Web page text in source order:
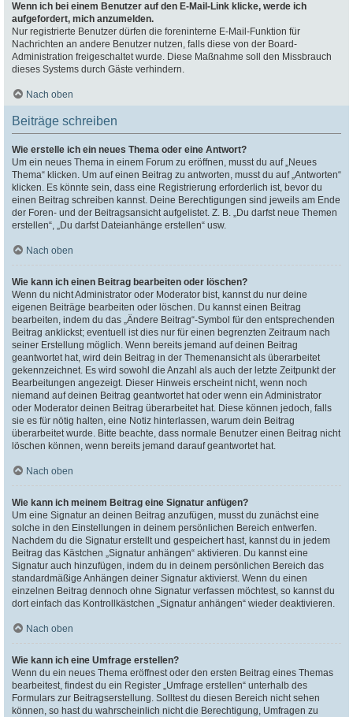
Wenn ich bei einem Benutzer auf den E-Mail-Link klicke, werde ich
aufgefordert, mich anzumelden.
Nur registrierte Benutzer dürfen die foreninterne E-Mail-Funktion für
Nachrichten an andere Benutzer nutzen, falls diese von der Board-
Administration freigeschaltet wurde. Diese Maßnahme soll den Missbrauch
dieses Systems durch Gäste verhindern.
Nach oben
Beiträge schreiben
Wie erstelle ich ein neues Thema oder eine Antwort?
Um ein neues Thema in einem Forum zu eröffnen, musst du auf „Neues
Thema“ klicken. Um auf einen Beitrag zu antworten, musst du auf „Antworten“
klicken. Es könnte sein, dass eine Registrierung erforderlich ist, bevor du
einen Beitrag schreiben kannst. Deine Berechtigungen sind jeweils am Ende
der Foren- und der Beitragsansicht aufgelistet. Z. B. „Du darfst neue Themen
erstellen“, „Du darfst Dateianhänge erstellen“ usw.
Nach oben
Wie kann ich einen Beitrag bearbeiten oder löschen?
Wenn du nicht Administrator oder Moderator bist, kannst du nur deine
eigenen Beiträge bearbeiten oder löschen. Du kannst einen Beitrag
bearbeiten, indem du das „Ändere Beitrag“-Symbol für den entsprechenden
Beitrag anklickst; eventuell ist dies nur für einen begrenzten Zeitraum nach
seiner Erstellung möglich. Wenn bereits jemand auf deinen Beitrag
geantwortet hat, wird dein Beitrag in der Themenansicht als überarbeitet
gekennzeichnet. Es wird sowohl die Anzahl als auch der letzte Zeitpunkt der
Bearbeitungen angezeigt. Dieser Hinweis erscheint nicht, wenn noch
niemand auf deinen Beitrag geantwortet hat oder wenn ein Administrator
oder Moderator deinen Beitrag überarbeitet hat. Diese können jedoch, falls
sie es für nötig halten, eine Notiz hinterlassen, warum dein Beitrag
überarbeitet wurde. Bitte beachte, dass normale Benutzer einen Beitrag nicht
löschen können, wenn bereits jemand darauf geantwortet hat.
Nach oben
Wie kann ich meinem Beitrag eine Signatur anfügen?
Um eine Signatur an deinen Beitrag anzufügen, musst du zunächst eine
solche in den Einstellungen in deinem persönlichen Bereich entwerfen.
Nachdem du die Signatur erstellt und gespeichert hast, kannst du in jedem
Beitrag das Kästchen „Signatur anhängen“ aktivieren. Du kannst eine
Signatur auch hinzufügen, indem du in deinem persönlichen Bereich das
standardmäßige Anhängen deiner Signatur aktivierst. Wenn du einen
einzelnen Beitrag dennoch ohne Signatur verfassen möchtest, so kannst du
dort einfach das Kontrollkästchen „Signatur anhängen“ wieder deaktivieren.
Nach oben
Wie kann ich eine Umfrage erstellen?
Wenn du ein neues Thema eröffnest oder den ersten Beitrag eines Themas
bearbeitest, findest du ein Register „Umfrage erstellen“ unterhalb des
Formulars zur Beitragserstellung. Solltest du diesen Bereich nicht sehen
können, so hast du wahrscheinlich nicht die Berechtigung, Umfragen zu